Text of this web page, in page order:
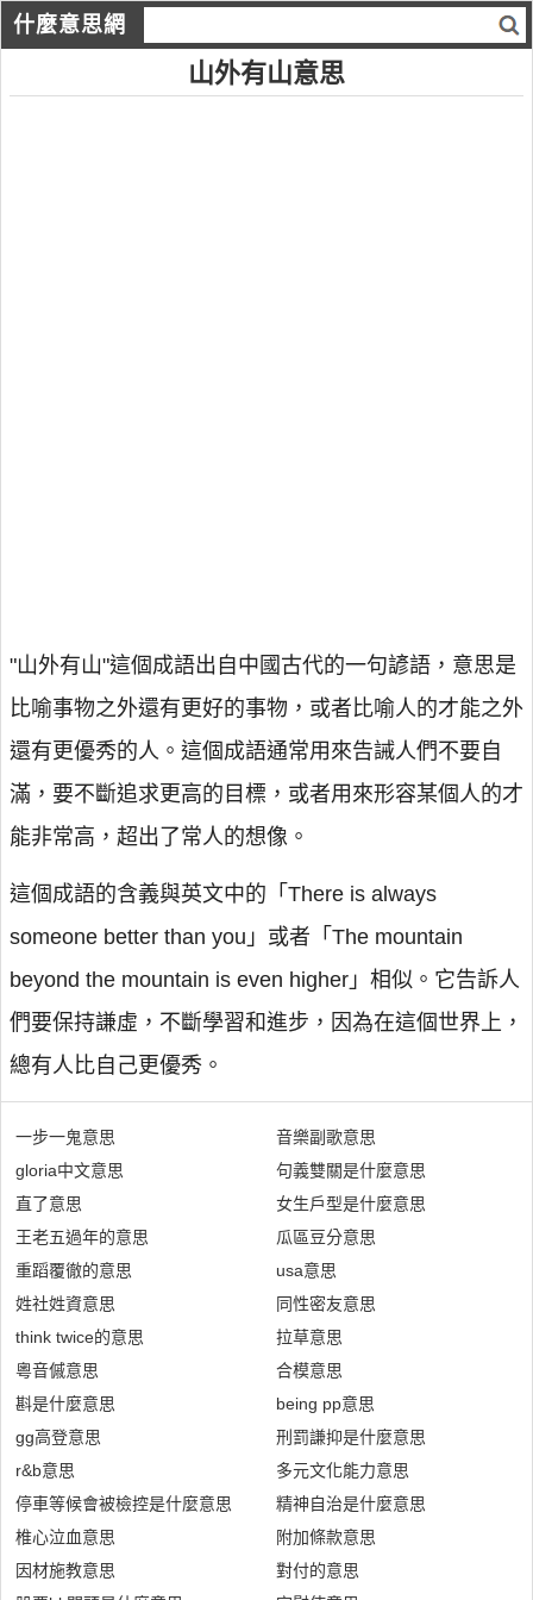
什麼意思網
山外有山意思
"山外有山"這個成語出自中國古代的一句諺語，意思是
比喻事物之外還有更好的事物，或者比喻人的才能之外
還有更優秀的人。這個成語通常用來告誡人們不要自
滿，要不斷追求更高的目標，或者用來形容某個人的才
能非常高，超出了常人的想像。
這個成語的含義與英文中的「There is always
someone better than you」或者「The mountain
beyond the mountain is even higher」相似。它告訴人
們要保持謙虛，不斷學習和進步，因為在這個世界上，
總有人比自己更優秀。
一步一鬼意思
gloria中文意思
直了意思
王老五過年的意思
重蹈覆徹的意思
姓社姓資意思
think twice的意思
粵音傶意思
斟是什麼意思
gg高登意思
r&b意思
停車等候會被檢控是什麼意思
椎心泣血意思
因材施教意思
音樂副歌意思
句義雙關是什麼意思
女生戶型是什麼意思
瓜區豆分意思
usa意思
同性密友意思
拉草意思
合模意思
being pp意思
刑罰謙抑是什麼意思
多元文化能力意思
精神自治是什麼意思
附加條款意思
對付的意思